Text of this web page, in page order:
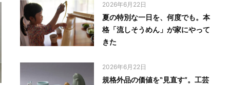
2026年6月22日
夏の特別な一日を、何度でも。本
格「流しそうめん」が家にやって
きた
2026年6月22日
規格外品の価値を‟見直す”。工芸